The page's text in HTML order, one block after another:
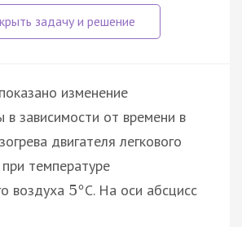
изменение
в зависимости от времени в
двигателя легкового
температуре
воздуха 5°C. На оси абсцисс